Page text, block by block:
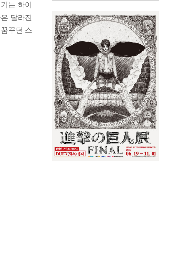
는 하이
달라진
꾸던 스